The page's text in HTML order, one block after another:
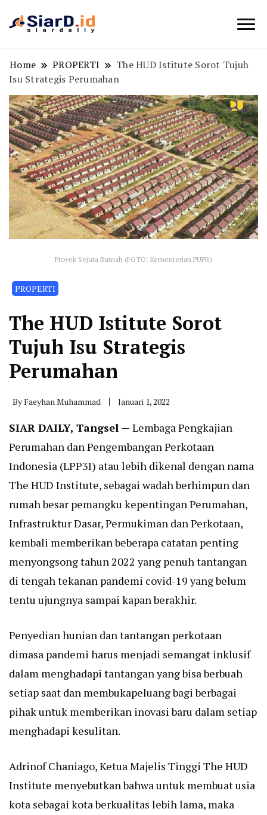
Home PROPERTI
The HUD Istitute Sorot Tujuh
Isu Strategis Perumahan
Proyek Sejuta Rumah (FOTO: Kementerian PUPR)
PROPERTI
The HUD Istitute Sorot
Tujuh Isu Strategis
Perumahan
ByFaeyhan Muhammad Januari 1, 2022
SIAR DAILY, Tangsel — Lembaga Pengkajian
Perumahan dan Pengembangan Perkotaan
Indonesia (LPP3I) atau lebih dikenal dengan nama
The HUD Institute, sebagai wadah berhimpun dan
rumah besar pemangku kepentingan Perumahan,
Infrastruktur Dasar, Permukiman dan Perkotaan,
kembali memberikan beberapa catatan penting
menyongsong tahun 2022 yang penuh tantangan
di tengah tekanan pandemi covid-19 yang belum
tentu ujungnya sampai kapan berakhir.
Penyedian hunian dan tantangan perkotaan
dimasa pandemi harus menjadi semangat inklusif
dalam menghadapi tantangan yang bisa berbuah
setiap saat dan membukapeluang bagi berbagai
pihak untuk memberikan inovasi baru dalam setiap
menghadapi kesulitan.
Adrinof Chaniago, Ketua Majelis Tinggi The HUD
Institute menyebutkan bahwa untuk membuat usia
kota sebagai kota berkualitas lebih lama, maka